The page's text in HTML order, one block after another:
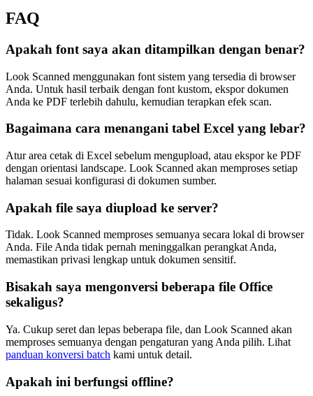
FAQ
Apakah font saya akan ditampilkan dengan benar?
Look Scanned menggunakan font sistem yang tersedia di browser
Anda. Untuk hasil terbaik dengan font kustom, ekspor dokumen
Anda ke PDF terlebih dahulu, kemudian terapkan efek scan.
Bagaimana cara menangani tabel Excel yang lebar?
Atur area cetak di Excel sebelum mengupload, atau ekspor ke PDF
dengan orientasi landscape. Look Scanned akan memproses setiap
halaman sesuai konfigurasi di dokumen sumber.
Apakah file saya diupload ke server?
Tidak. Look Scanned memproses semuanya secara lokal di browser
Anda. File Anda tidak pernah meninggalkan perangkat Anda,
memastikan privasi lengkap untuk dokumen sensitif.
Bisakah saya mengonversi beberapa file Office
sekaligus?
Ya. Cukup seret dan lepas beberapa file, dan Look Scanned akan
memproses semuanya dengan pengaturan yang Anda pilih. Lihat
panduan konversi batch kami untuk detail.
Apakah ini berfungsi offline?